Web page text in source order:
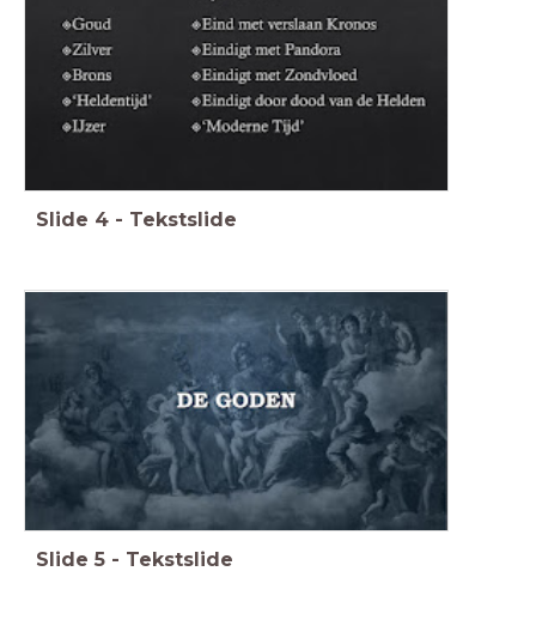
Slide 4 - Tekstslide
Slide 5 - Tekstslide